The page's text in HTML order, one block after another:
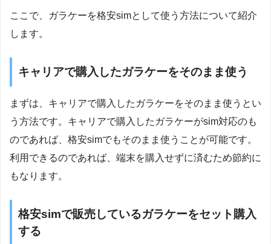
ここで、ガラケーを格安simとして使う方法について紹介
します。
キャリアで購入したガラケーをそのまま使う
まずは、キャリアで購入したガラケーをそのまま使うとい
う方法です。キャリアで購入したガラケーがsim対応のも
のであれば、格安simでもそのまま使うことが可能です。
利用できるのであれば、端末を購入せずに済むため節約に
もなります。
格安simで販売しているガラケーをセット購入
する